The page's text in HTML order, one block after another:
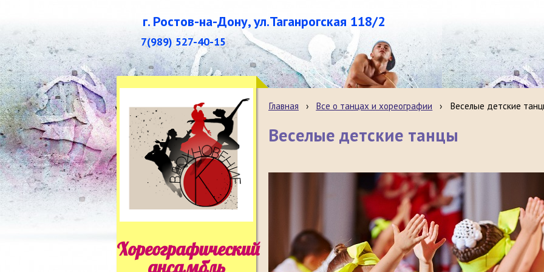
г. Ростов-на-Дону, ул.Таганрогская 118/2
7(989) 527-40-15
Хореографический
ансамбль
Главная › Все о танцах и хореографии › Веселые детские
Веселые детские танцы